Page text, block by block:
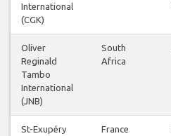
International
(CGK)
Oliver
Reginald
Tambo
International
(JNB)
South
Africa
St-Exupéry
France